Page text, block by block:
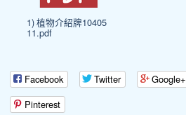
1) 植物介紹牌10405
11.pdf
Facebook Twitter
Google+
Pinterest